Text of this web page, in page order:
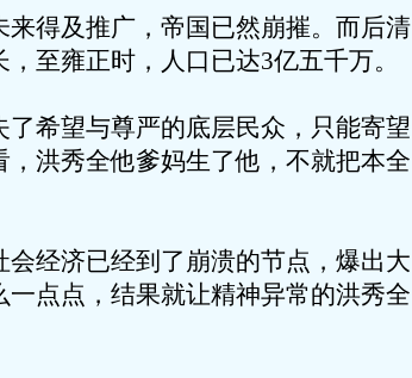
得及推广，帝国已然崩摧。而后清
至雍正时，人口已达3亿五千万。
希望与尊严的底层民众，只能寄望
洪秀全他爹妈生了他，不就把本全
经济已经到了崩溃的节点，爆出大
点点，结果就让精神异常的洪秀全